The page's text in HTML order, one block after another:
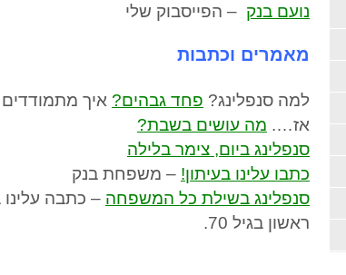
נועם בנק – הפייסבוק שלי
מאמרים וכתבות
למה סנפלינג? פחד גבהים? איך מתמודדים
אז…. מה עושים בשבת?
סנפלינג ביום, צימר בלילה
כתבו עלינו בעיתון! – משפחת בנק
סנפלינג בשילת כל המשפחה – כתבה עלינו
ראשון בגיל 70.